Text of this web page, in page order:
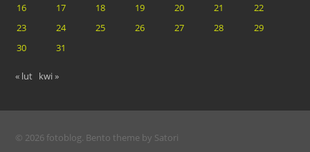
16
17 18 19 20 21
22
23
24 25 26 27 28
29
30
31
« lut kwi »
© 2026 fotoblog. Bento theme by Satori